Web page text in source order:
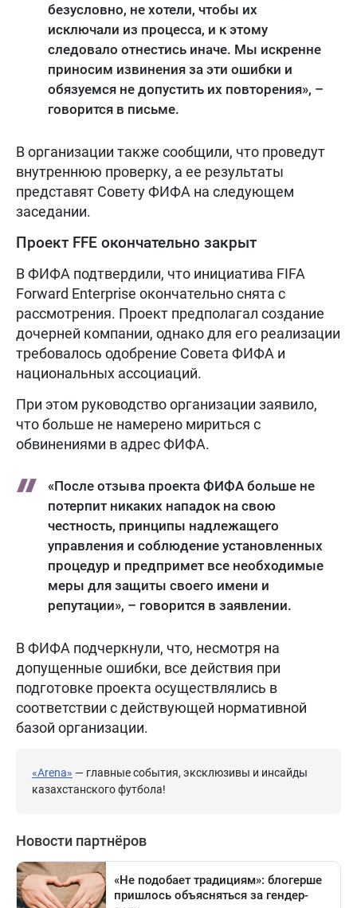
безусловно, не хотели, чтобы их
исключали из процесса, и к этому
следовало отнестись иначе. Мы искренне
приносим извинения за эти ошибки и
обязуемся не допустить их повторения», –
говорится в письме.
В организации также сообщили, что проведут
внутреннюю проверку, а ее результаты
представят Совету ФИФА на следующем
заседании.
Проект FFE окончательно закрыт
В ФИФА подтвердили, что инициатива FIFA
Forward Enterprise окончательно снята с
рассмотрения. Проект предполагал создание
дочерней компании, однако для его реализации
требовалось одобрение Совета ФИФА и
национальных ассоциаций.
При этом руководство организации заявило,
что больше не намерено мириться с
обвинениями в адрес ФИФА.
«После отзыва проекта ФИФА больше не
потерпит никаких нападок на свою
честность, принципы надлежащего
управления и соблюдение установленных
процедур и предпримет все необходимые
меры для защиты своего имени и
репутации», – говорится в заявлении.
В ФИФА подчеркнули, что, несмотря на
допущенные ошибки, все действия при
подготовке проекта осуществлялись в
соответствии с действующей нормативной
базой организации.
«Arena» — главные события, эксклюзивы и инсайды
казахстанского футбола!